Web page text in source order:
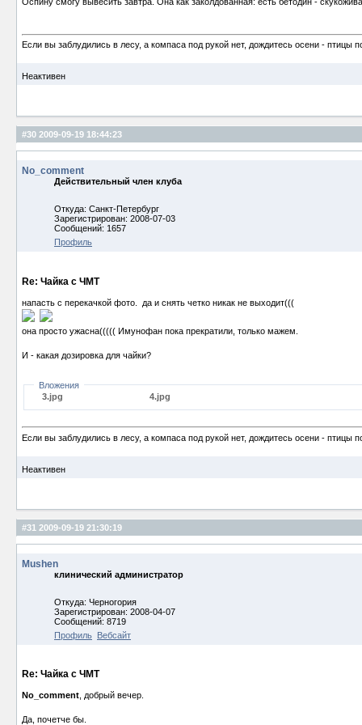
Если вы заблудились в лесу, а компаса под рукой нет, дождитесь осени - птицы
Неактивен
#30 2009-09-19 18:44:23
No_comment
Действительный член клуба
Откуда: Санкт-Петербург
Зарегистрирован: 2008-07-03
Сообщений: 1657
Профиль
Re: Чайка с ЧМТ
напасть с перекачкой фото. да и снять четко никак не выходит(((
она просто ужасна((((( Имунофан пока прекратили, только мажем.
И - какая дозировка для чайки?
Вложения
3.jpg
4.jpg
Если вы заблудились в лесу, а компаса под рукой нет, дождитесь осени - птицы
Неактивен
#31 2009-09-19 21:30:19
Mushen
клинический администратор
Откуда: Черногория
Зарегистрирован: 2008-04-07
Сообщений: 8719
Профиль Вебсайт
Re: Чайка с ЧМТ
No_comment , добрый вечер.
Да, почетче бы.